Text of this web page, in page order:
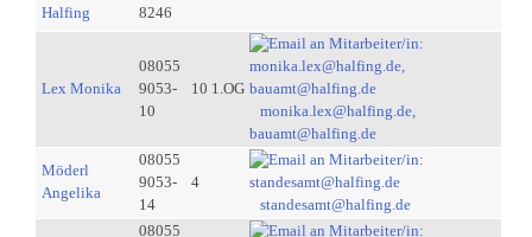
Halfing
8246
Lex Monika
08055
9053-
10
10 1.OG
monika.lex@halfing.de,
bauamt@halfing.de
Möderl
Angelika
08055
9053-
14
4
standesamt@halfing.de
08055